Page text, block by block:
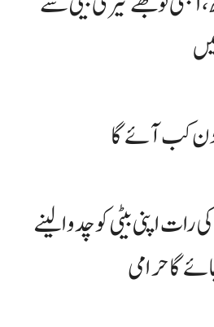
دن کب آئے گا
اپنی بیٹی کو چدوا لینے
گا حرامی